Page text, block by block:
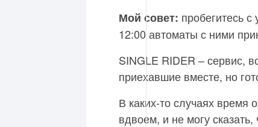
Мой совет: пробегитесь
12:00 автоматы с ними
SINGLE RIDER – сервис,
приехавшие вместе, но
В каких-то случаях время
вдвоем, и не могу